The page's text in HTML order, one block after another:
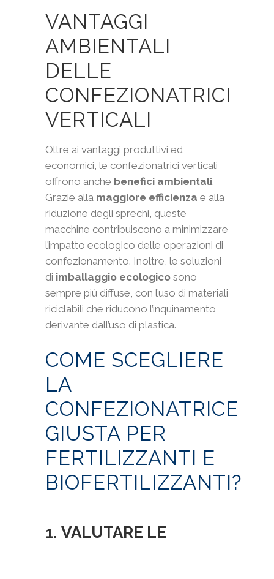
VANTAGGI
AMBIENTALI
DELLE
CONFEZIONATRICI
VERTICALI
Oltre ai vantaggi produttivi ed
economici, le confezionatrici verticali
offrono anche benefici ambientali.
Grazie alla maggiore efficienza e alla
riduzione degli sprechi, queste
macchine contribuiscono a minimizzare
l’impatto ecologico delle operazioni di
confezionamento. Inoltre, le soluzioni
di imballaggio ecologico sono
sempre più diffuse, con l’uso di materiali
riciclabili che riducono l’inquinamento
derivante dall’uso di plastica.
COME SCEGLIERE
LA
CONFEZIONATRICE
GIUSTA PER
FERTILIZZANTI E
BIOFERTILIZZANTI?
1. VALUTARE LE